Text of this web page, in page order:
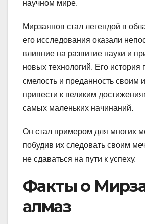
научном мире.
Мирзаянов стал легендой в
его исследования оказали
влияние на развитие науки и
новых технологий. Его история
смелость и преданность своим
привести к великим
самых маленьких начинаний.
Он стал примером для многих
побудив их следовать своим
не сдаваться на пути к успеху.
Факты о
алмаз